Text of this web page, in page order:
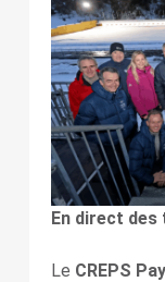
En direct
Le CREPS